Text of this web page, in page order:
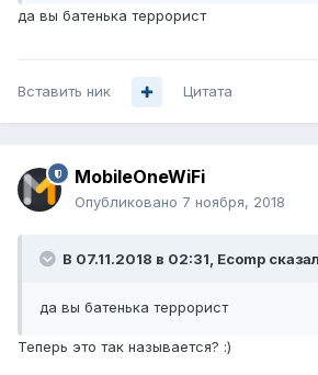
организовать файлохранилище.
Вотздесьоб этом подробнее.
да вы батенька террорист
Вставить ник Цитата
MobileOneWiFi
Опубликовано 7 ноября, 2018
В 07.11.2018 в 02:31, Ecomp
да вы батенька террорист
Теперь это так называется? :)